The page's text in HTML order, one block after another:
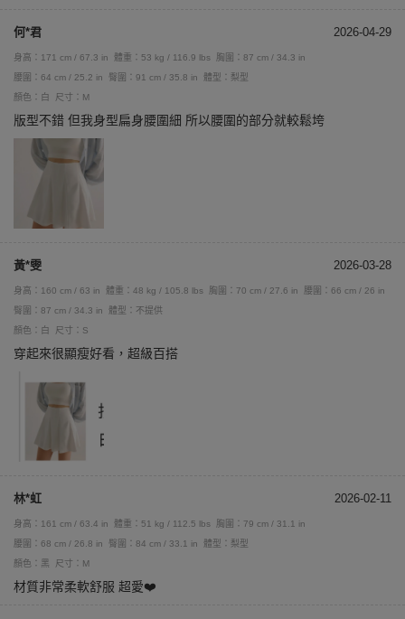
何*君 2026-04-29
身高：171 cm / 67.3 in 體重：53 kg / 116.9 lbs
胸圍：87 cm / 34.3 in
腰圍：64 cm / 25.2 in
臀圍：91 cm / 35.8 in
體型：梨型
顏色：白
尺寸：M
版型不錯 但我身型扁身腰圍細 所以腰圍的部分就較鬆垮
黃*雯 2026-03-28
身高：160 cm / 63 in 體重：48 kg / 105.8 lbs 胸圍：70 cm / 27.6 in
腰圍：66 cm / 26 in
臀圍：87 cm / 34.3 in
體型：不提供
顏色：白
尺寸：S
穿起來很顯瘦好看，超級百搭
林*虹 2026-02-11
身高：161 cm / 63.4 in 體重：51 kg / 112.5 lbs
胸圍：79 cm / 31.1 in
腰圍：68 cm / 26.8 in
臀圍：84 cm / 33.1 in
體型：梨型
顏色：黑
尺寸：M
材質非常柔軟舒服 超愛❤️